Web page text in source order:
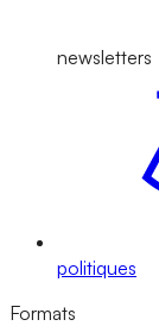
newsletters
politiques
Formats